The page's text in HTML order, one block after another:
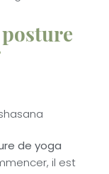
de yoga
il est